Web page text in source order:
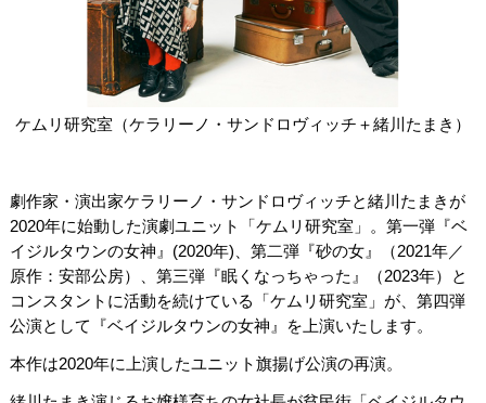
ケムリ研究室（ケラリーノ・サンドロヴィッチ＋緒川たまき）
劇作家・演出家ケラリーノ・サンドロヴィッチと緒川たまきが
2020年に始動した演劇ユニット「ケムリ研究室」。第一弾『ベ
イジルタウンの女神』(2020年)、第二弾『砂の女』（2021年／
原作：安部公房）、第三弾『眠くなっちゃった』（2023年）と
コンスタントに活動を続けている「ケムリ研究室」が、第四弾
公演として『ベイジルタウンの女神』を上演いたします。
本作は2020年に上演したユニット旗揚げ公演の再演。